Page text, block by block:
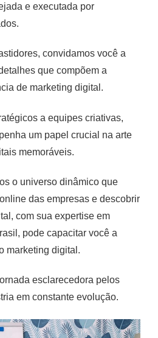
e executada por
convidamos você a
que compõem a
de marketing digital.
a equipes criativas,
um papel crucial na arte
memoráveis.
o universo dinâmico que
das empresas e descobrir
com sua expertise em
pode capacitar você a
marketing digital.
esclarecedora pelos
em constante evolução.